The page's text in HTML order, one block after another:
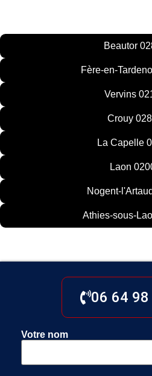
Beautor
Fère-en-
Vervins
Crouy
La Capelle
Laon
Nogent-
Athies-sous-
06 64
Votre nom